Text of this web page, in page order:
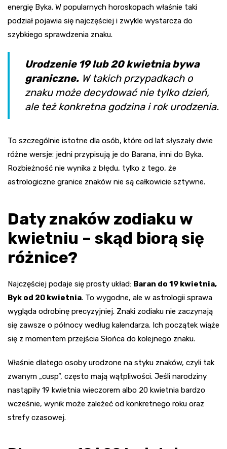
energię Byka. W popularnych horoskopach właśnie taki
podział pojawia się najczęściej i zwykle wystarcza do
szybkiego sprawdzenia znaku.
Urodzenie 19 lub 20 kwietnia bywa
graniczne. W takich przypadkach o
znaku może decydować nie tylko dzień,
ale też konkretna godzina i rok urodzenia.
To szczególnie istotne dla osób, które od lat słyszały dwie
różne wersje: jedni przypisują je do Barana, inni do Byka.
Rozbieżność nie wynika z błędu, tylko z tego, że
astrologiczne granice znaków nie są całkowicie sztywne.
Daty znaków zodiaku w
kwietniu – skąd biorą się
różnice?
Najczęściej podaje się prosty układ: Baran do 19 kwietnia,
Byk od 20 kwietnia. To wygodne, ale w astrologii sprawa
wygląda odrobinę precyzyjniej. Znaki zodiaku nie zaczynają
się zawsze o północy według kalendarza. Ich początek wiąże
się z momentem przejścia Słońca do kolejnego znaku.
Właśnie dlatego osoby urodzone na styku znaków, czyli tak
zwanym „cusp”, często mają wątpliwości. Jeśli narodziny
nastąpiły 19 kwietnia wieczorem albo 20 kwietnia bardzo
wcześnie, wynik może zależeć od konkretnego roku oraz
strefy czasowej.